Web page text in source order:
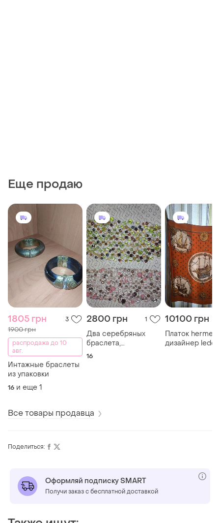
Еще продаю
1805 грн 3
1900 грн
распродажа до 10
авг.
Интажные браслеты
из упаковки
16 и еще 1
2800 грн 1
Два серебряных
браслета,
изготовленные по
16
10100 грн
Платок hermes
дизайнер
Все товары продавца
Поделиться:
Оформляй подписку SMART
Получи заказ с бесплатной доставкой